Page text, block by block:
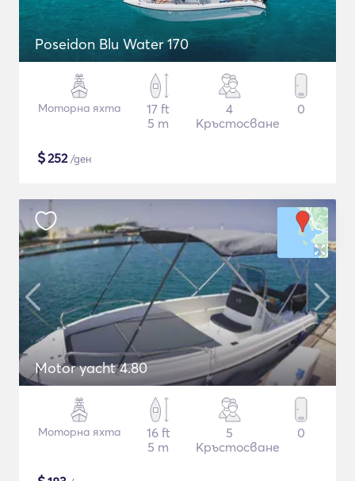
Poseidon Blu Water 170
Моторна яхта
17 ft
5 m
4
Кръстосване
0
$252/ден
Motor yacht 4.80
Моторна яхта
16 ft
5 m
5
Кръстосване
0